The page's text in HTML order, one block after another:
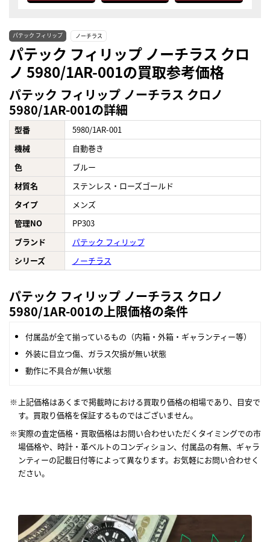
パテック フィリップ ノーチラス
パテック フィリップ ノーチラス クロ
ノ 5980/1AR-001の買取参考価格
パテック フィリップ ノーチラス クロノ
5980/1AR-001の詳細
型番
5980/1AR-001
機械
自動巻き
色
ブルー
材質名
ステンレス・ローズゴールド
タイプ
メンズ
管理NO
PP303
ブランド
パテック フィリップ
シリーズ
ノーチラス
パテック フィリップ ノーチラス クロノ
5980/1AR-001の上限価格の条件
付属品が全て揃っているもの（内箱・外箱・ギャランティー等）
外装に目立つ傷、ガラス欠損が無い状態
動作に不具合が無い状態
上記価格はあくまで掲載時における買取り価格の相場であり、目安で
す。買取り価格を保証するものではございません。
実際の査定価格・買取価格はお問い合わせいただくタイミングでの市
場価格や、時計・革ベルトのコンディション、付属品の有無、ギャラ
ンティーの記載日付等によって異なります。お気軽にお問い合わせく
ださい。